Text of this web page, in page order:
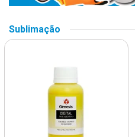
Sublimação